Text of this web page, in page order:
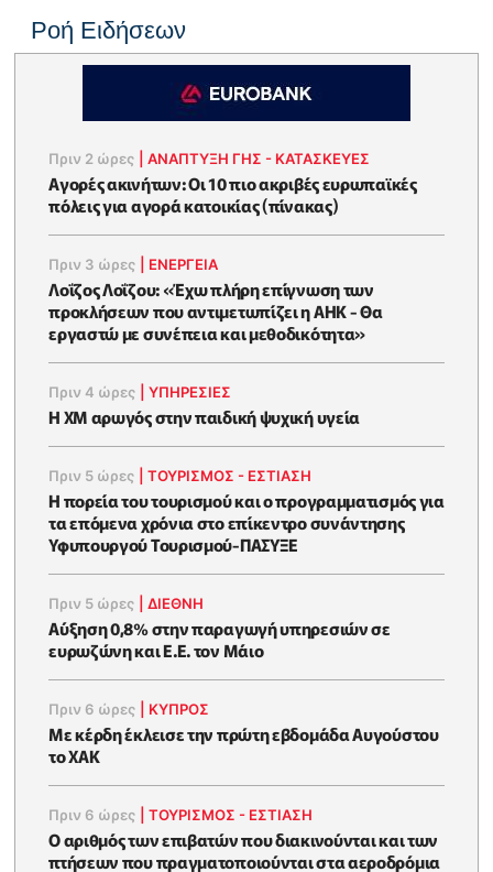
Ροή Ειδήσεων
Πριν 2 ώρες |ΑΝΑΠΤΥΞΗ ΓΗΣ - ΚΑΤΑΣΚΕΥΕΣ
Αγορές ακινήτων: Οι 10 πιο ακριβές ευρωπαϊκές
πόλεις για αγορά κατοικίας (πίνακας)
Πριν 3 ώρες ΕΝΈΡΓΕΙΑ
Λοΐζος Λοΐζου: «Έχω πλήρη επίγνωση των
προκλήσεων που αντιμετωπίζει η ΑΗΚ - Θα
εργαστώ με συνέπεια και μεθοδικότητα»
Πριν 4 ώρες |ΥΠΗΡΕΣΙΕΣ
Η XM αρωγός στην παιδική ψυχική υγεία
Πριν 5 ώρες |ΤΟΥΡΙΣΜΟΣ - ΕΣΤΙΑΣΗ
Η πορεία του τουρισμού και ο προγραμματισμός για
τα επόμενα χρόνια στο επίκεντρο συνάντησης
Υφυπουργού Τουρισμού-ΠΑΣΥΞΕ
Πριν 5 ώρες |ΔΙΕΘΝΗ
Αύξηση 0,8% στην παραγωγή υπηρεσιών σε
ευρωζώνη και Ε.Ε. τον Μάιο
Πριν 6 ώρες ΚΥΠΡΟΣ
Με κέρδη έκλεισε την πρώτη εβδομάδα Αυγούστου
το ΧΑΚ
Πριν 6 ώρες |ΤΟΥΡΙΣΜΟΣ - ΕΣΤΙΑΣΗ
Ο αριθμός των επιβατών που διακινούνται και των
πτήσεων που πραγματοποιούνται στα αεροδρόμια